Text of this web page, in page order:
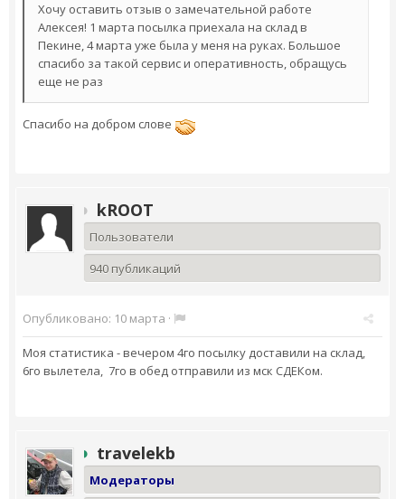
Хочу оставить отзыв о замечательной работе
Алексея! 1 марта посылка приехала на склад в
Пекине, 4 марта уже была у меня на руках. Большое
спасибо за такой сервис и оперативность, обращусь
еще не раз
Спасибо на добром слове
kROOT
Пользователи
940 публикаций
Опубликовано: 10 марта ·
Моя статистика - вечером 4го посылку доставили на склад,
6го вылетела, 7го в обед отправили из мск СДЕКом.
travelekb
Модераторы